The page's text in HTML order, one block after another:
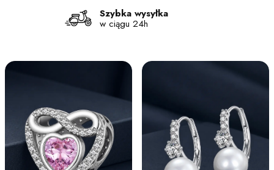
Szybka wysyłka
w ciągu 24h